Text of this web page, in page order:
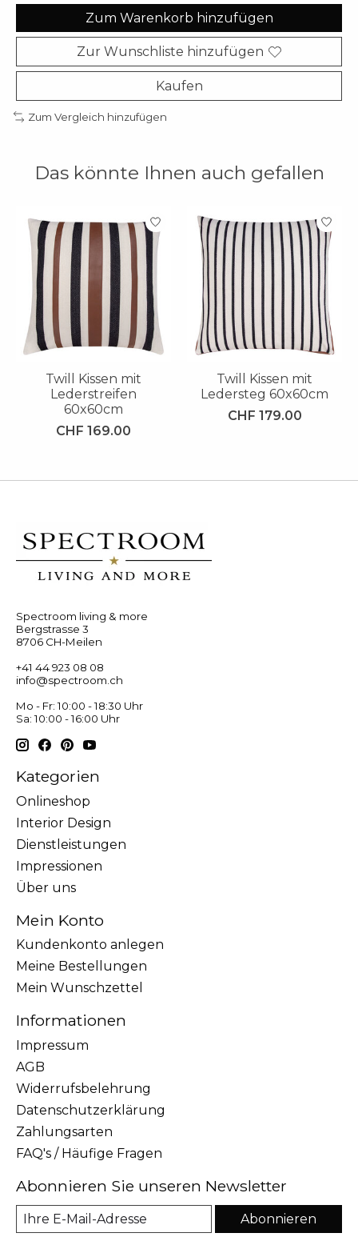
Zum Warenkorb hinzufügen
Zur Wunschliste hinzufügen
Kaufen
Zum Vergleich hinzufügen
Das könnte Ihnen auch gefallen
Produkt-Karussell-Artikel
Twill Kissen mit
Lederstreifen
60x60cm
CHF 169.00
Twill Kissen mit
Ledersteg 60x60cm
CHF 179.00
Spectroom living & more
Bergstrasse 3
8706 CH-Meilen
+41 44 923 08 08
info@spectroom.ch
Mo - Fr: 10:00 - 18:30 Uhr
Sa: 10:00 - 16:00 Uhr
Kategorien
Onlineshop
Interior Design
Dienstleistungen
Impressionen
Über uns
Mein Konto
Kundenkonto anlegen
Meine Bestellungen
Mein Wunschzettel
Informationen
Impressum
AGB
Widerrufsbelehrung
Datenschutzerklärung
Zahlungsarten
FAQ's / Häufige Fragen
Abonnieren Sie unseren Newsletter
Abonnieren